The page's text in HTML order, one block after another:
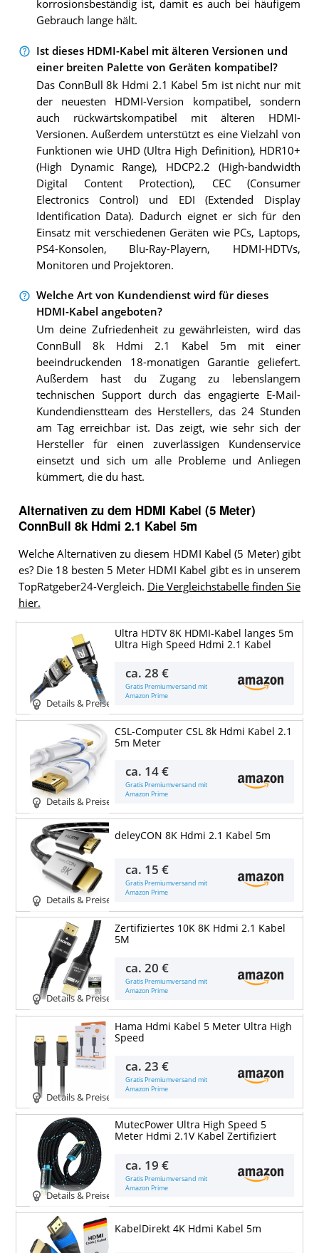
korrosionsbeständig ist, damit es auch bei häufigem
Gebrauch lange hält.
Ist dieses HDMI-Kabel mit älteren Versionen und
einer breiten Palette von Geräten kompatibel?
Das ConnBull 8k Hdmi 2.1 Kabel 5m ist nicht nur mit
der neuesten HDMI-Version kompatibel, sondern
auch rückwärtskompatibel mit älteren HDMI-
Versionen. Außerdem unterstützt es eine Vielzahl von
Funktionen wie UHD (Ultra High Definition), HDR10+
(High Dynamic Range), HDCP2.2 (High-bandwidth
Digital Content Protection), CEC (Consumer
Electronics Control) und EDI (Extended Display
Identification Data). Dadurch eignet er sich für den
Einsatz mit verschiedenen Geräten wie PCs, Laptops,
PS4-Konsolen, Blu-Ray-Playern, HDMI-HDTVs,
Monitoren und Projektoren.
Welche Art von Kundendienst wird für dieses
HDMI-Kabel angeboten?
Um deine Zufriedenheit zu gewährleisten, wird das
ConnBull 8k Hdmi 2.1 Kabel 5m mit einer
beeindruckenden 18-monatigen Garantie geliefert.
Außerdem hast du Zugang zu lebenslangem
technischen Support durch das engagierte E-Mail-
Kundendienstteam des Herstellers, das 24 Stunden
am Tag erreichbar ist. Das zeigt, wie sehr sich der
Hersteller für einen zuverlässigen Kundenservice
einsetzt und sich um alle Probleme und Anliegen
kümmert, die du hast.
Alternativen zu dem HDMI Kabel (5 Meter)
ConnBull 8k Hdmi 2.1 Kabel 5m
Welche Alternativen zu diesem HDMI Kabel (5 Meter) gibt
es? Die 18 besten 5 Meter HDMI Kabel gibt es in unserem
TopRatgeber24-Vergleich. Die Vergleichstabelle finden Sie
hier.
Details & Preise
Ultra HDTV 8K HDMI-Kabel langes 5m
Ultra High Speed Hdmi 2.1 Kabel
ca.28 €
Gratis Premiumversand mit
Amazon Prime
Details & Preise
CSL-Computer CSL 8k Hdmi Kabel 2.1
5m Meter
ca. 14 €
Gratis Premiumversand mit
Amazon Prime
Details & Preise
deleyCON 8K Hdmi 2.1 Kabel 5m
ca. 15 €
Gratis Premiumversand mit
Amazon Prime
Details & Preise
Zertifiziertes 10K 8K Hdmi 2.1 Kabel
5M
ca.20 €
Gratis Premiumversand mit
Amazon Prime
Details & Preise
Hama Hdmi Kabel 5 Meter Ultra High
Speed
ca.23 €
Gratis Premiumversand mit
Amazon Prime
Details & Preise
MutecPower Ultra High Speed 5
Meter Hdmi 2.1V Kabel Zertifiziert
ca. 19 €
Gratis Premiumversand mit
Amazon Prime
KabelDirekt 4K Hdmi Kabel 5m